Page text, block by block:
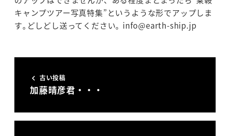
キャンプツアー写真特集”というような形でアップしま
す｡どしどし送ってください｡ info@earth-ship.jp
古い投稿
加藤晴彦君・・・